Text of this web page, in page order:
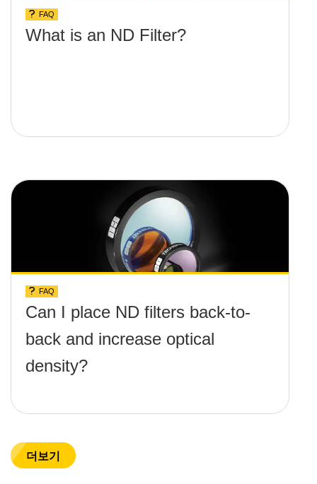
FAQ
What is an ND Filter?
FAQ
Can I place ND filters back-to-
back and increase optical
density?
더보기